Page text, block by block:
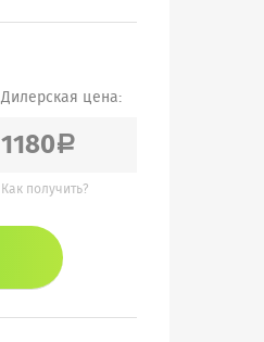
Дилерская цена:
1180a
Как получить?